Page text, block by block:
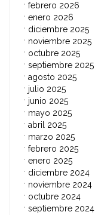
febrero 2026
enero 2026
diciembre 2025
noviembre 2025
octubre 2025
septiembre 2025
agosto 2025
julio 2025
junio 2025
mayo 2025
abril 2025
marzo 2025
febrero 2025
enero 2025
diciembre 2024
noviembre 2024
octubre 2024
septiembre 2024